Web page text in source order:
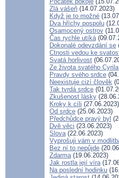
Zlá vášeň (14.07.2023)
Když je to možné
Dva hříchy pospolu
Osamocený ostrov
Čas rychle utíká
Dokonalé odevzdání se
Ctnosti vedou ke
Svatá horlivost
Ze života svatého Cyrila
Pravdy svého srdce
Neexistuje cizí člověk
Tak tvrdá srdce
Zkušenost lásky
Kroky k cíli (27.06.2023)
Od srdce (25.06.2023)
Předchůdce pravý byl
Dvě věci (23.06.2023)
Slova(22.06.2023)
Vyprošuji vám v
Bez ní to nepůjde
Zdarma(19.06.2023)
Jak rostla její víra
Na poslední hodinku